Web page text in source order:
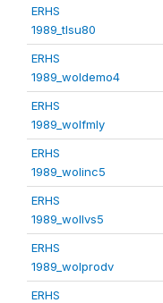
ERHS
1989_tlsu80
ERHS
1989_woldemo4
ERHS
1989_wolfmly
ERHS
1989_wolinc5
ERHS
1989_wollvs5
ERHS
1989_wolprodv
ERHS